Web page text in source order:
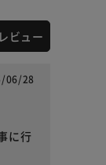
ビュー
06/28
に行